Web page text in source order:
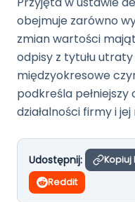
obejmuje zarówno
zmian wartości
odpisy z tytułu
międzyokresowe
podkreśla
działalności firmy i
Udostępnij: Kopiuj
Reddit